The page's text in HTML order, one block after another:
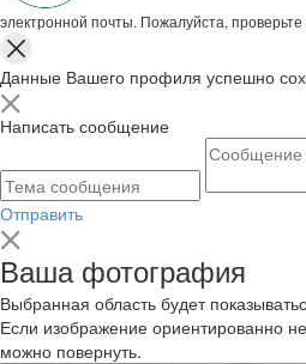
электронной почты. Пожалуйста, проверьте
Данные Вашего профиля успешно
Написать сообщение
Отправить
Ваша фотография
Выбранная область будет
Если изображение ориентированно
можно повернуть.